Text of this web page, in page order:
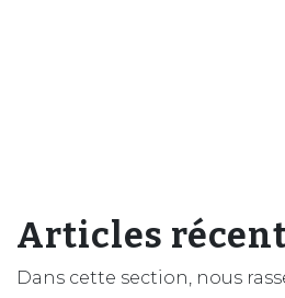
Articles
Dans cette section, nous